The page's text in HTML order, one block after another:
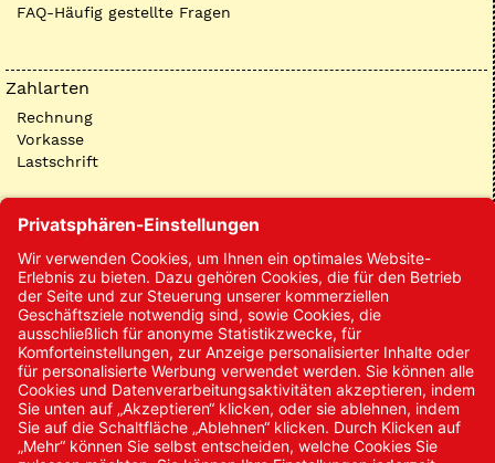
FAQ-Häufig gestellte Fragen
Zahlarten
Rechnung
Vorkasse
Lastschrift
Kontakt
Kontakt/Anfrage
Neukundenanmeldung
Kennwort vergessen